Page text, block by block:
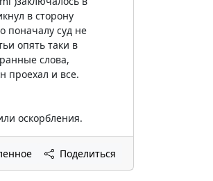
в сторону
поначалу суд не
опять таки в
слова,
проехал и все.
оскорбления.
Поделиться